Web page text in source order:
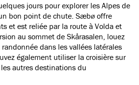
jours pour explorer les Alpes de
bon point de chute. Sæbø offre
et est reliée par la route à Volda et
au sommet de Skårasalen, louez
dans les vallées latérales
également utiliser la croisière sur
autres destinations du